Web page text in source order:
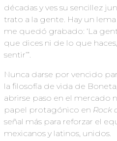
décadas y ves su sencillez
trato a la gente. Hay un
me quedó grabado: ‘La
que dices ni de lo que
sentir’”.
Nunca darse por vencido
la filosofía de vida de
abrirse paso en el mercado
papel protagónico en Rock
señal más para reforzar el
mexicanos y latinos, unidos.